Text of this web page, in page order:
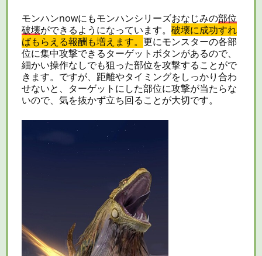
モンハンnowにもモンハンシリーズおなじみの部位
破壊ができるようになっています。破壊に成功すれ
ばもらえる報酬も増えます。更にモンスターの各部
位に集中攻撃できるターゲットボタンがあるので、
細かい操作なしでも狙った部位を攻撃することがで
きます。ですが、距離やタイミングをしっかり合わ
せないと、ターゲットにした部位に攻撃が当たらな
いので、気を抜かず立ち回ることが大切です。